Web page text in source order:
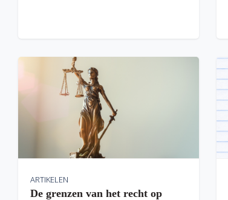
ARTIKELEN
De grenzen van het recht op